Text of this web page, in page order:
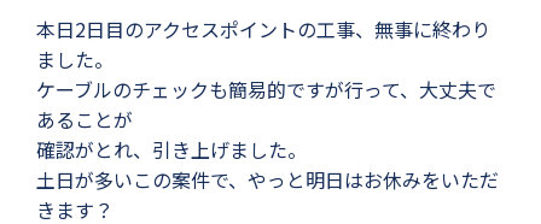
本日2日目のアクセスポイントの工事、無事に終わり
ました。
ケーブルのチェックも簡易的ですが行って、大丈夫で
あることが
確認がとれ、引き上げました。
土日が多いこの案件で、やっと明日はお休みをいただ
きます？